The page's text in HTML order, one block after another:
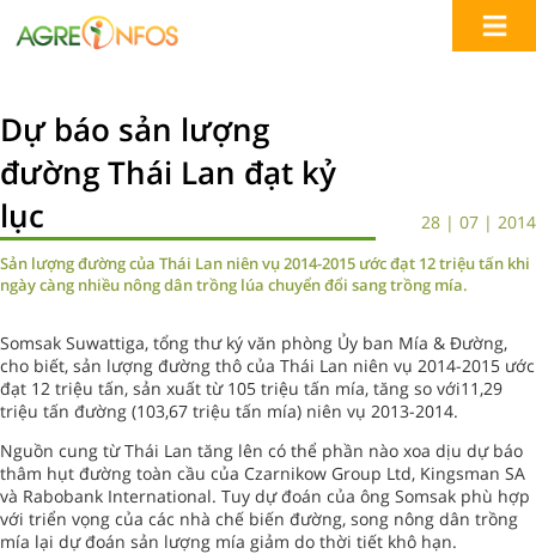
Dự báo sản lượng
đường Thái Lan đạt kỷ
lục
28 | 07 | 2014
Sản lượng đường của Thái Lan niên vụ 2014-2015 ước đạt 12 triệu tấn khi
ngày càng nhiều nông dân trồng lúa chuyển đổi sang trồng mía.
Somsak Suwattiga, tổng thư ký văn phòng Ủy ban Mía & Đường,
cho biết, sản lượng đường thô của Thái Lan niên vụ 2014-2015 ước
đạt 12 triệu tấn, sản xuất từ 105 triệu tấn mía, tăng so với11,29
triệu tấn đường (103,67 triệu tấn mía) niên vụ 2013-2014.
Nguồn cung từ Thái Lan tăng lên có thể phần nào xoa dịu dự báo
thâm hụt đường toàn cầu của Czarnikow Group Ltd, Kingsman SA
và Rabobank International. Tuy dự đoán của ông Somsak phù hợp
với triển vọng của các nhà chế biến đường, song nông dân trồng
mía lại dự đoán sản lượng mía giảm do thời tiết khô hạn.